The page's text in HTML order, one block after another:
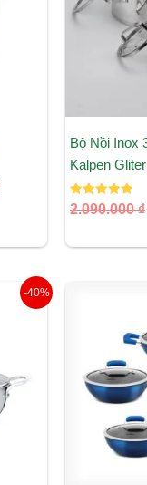
Bộ Nồi Inox
Kalpen
Được xếp
hạng
2.090.000₫
-40%